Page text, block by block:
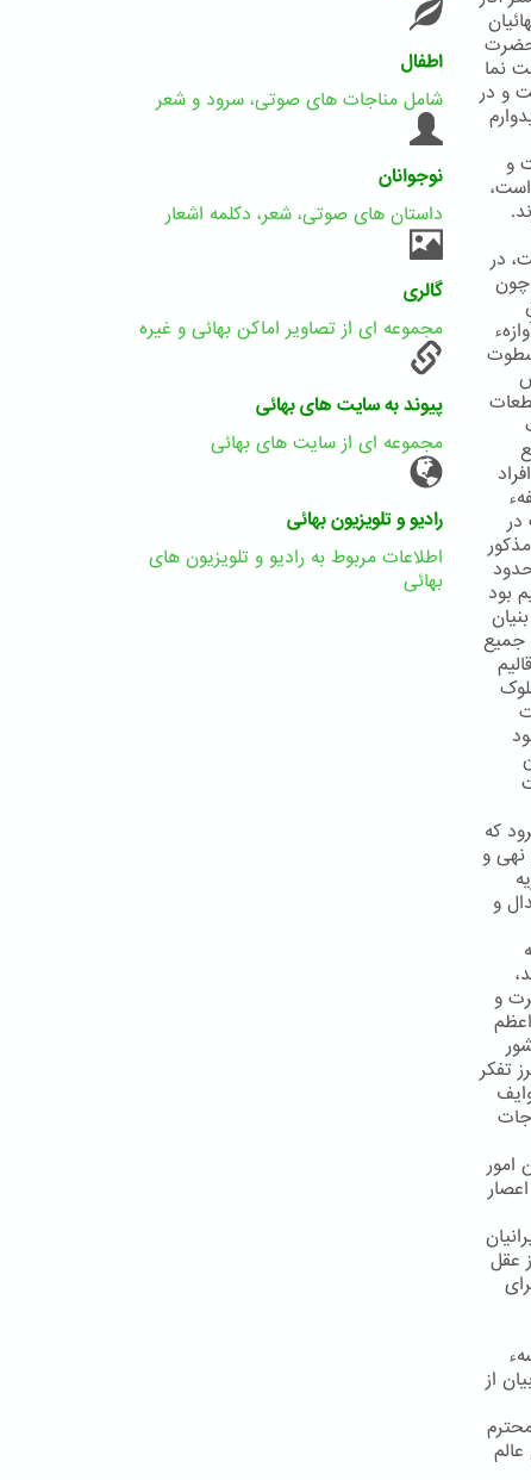
حضرت
نما
و در
و
در
چون
سطوت
در
بود
جمیع
که
نهی و
و
و
تفكر
امور
عقل
از
اطفال
شامل مناجات های صوتی، سرود و شعر
نوجوانان
داستان های صوتی، شعر، دکلمه اشعار
گالری
مجموعه ای از تصاویر اماکن بهائی و غیره
پیوند به سایت های بهائی
مجموعه ای از سایت های بهائی
رادیو و تلویزیون بهائی
اطلاعات مربوط به رادیو و تلویزیون های
بهائی